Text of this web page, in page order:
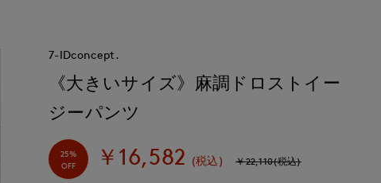
7-IDconcept.
《大きいサイズ》麻調ドロストイー
ジーパンツ
25%
OFF
￥16,582 (税込) ￥22,110(税込)